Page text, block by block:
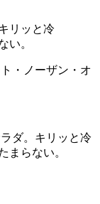
・ノーザン・オ
ダ。キリッと冷
まらない。